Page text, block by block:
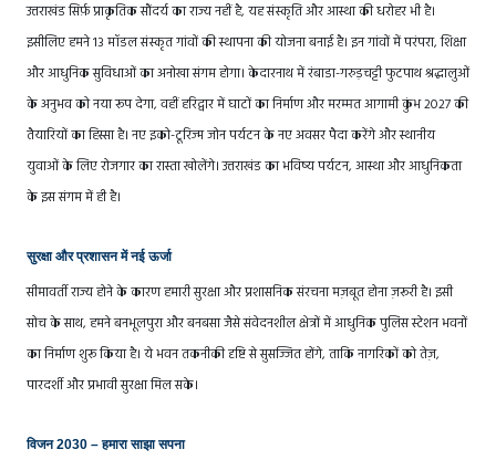
उत्तराखंड सिर्फ़ प्राकृतिक सौंदर्य का राज्य नहीं है, यह संस्कृति और आस्था की धरोहर भी है।
इसीलिए हमने 13 मॉडल संस्कृत गांवों की स्थापना की योजना बनाई है। इन गांवों में परंपरा, शिक्षा
और आधुनिक सुविधाओं का अनोखा संगम होगा। केदारनाथ में रंबाडा-गरुड़चट्टी फुटपाथ श्रद्धालुओं
के अनुभव को नया रूप देगा, वहीं हरिद्वार में घाटों का निर्माण और मरम्मत आगामी कुंभ 2027 की
तैयारियों का हिस्सा है। नए इको-टूरिज्म जोन पर्यटन के नए अवसर पैदा करेंगे और स्थानीय
युवाओं के लिए रोजगार का रास्ता खोलेंगे। उत्तराखंड का भविष्य पर्यटन, आस्था और आधुनिकता
के इस संगम में ही है।
सुरक्षा और प्रशासन में नई ऊर्जा
सीमावर्ती राज्य होने के कारण हमारी सुरक्षा और प्रशासनिक संरचना मज़बूत होना ज़रूरी है। इसी
सोच के साथ, हमने बनभूलपुरा और बनबसा जैसे संवेदनशील क्षेत्रों में आधुनिक पुलिस स्टेशन भवनों
का निर्माण शुरू किया है। ये भवन तकनीकी दृष्टि से सुसज्जित होंगे, ताकि नागरिकों को तेज़,
पारदर्शी और प्रभावी सुरक्षा मिल सके।
विजन 2030 – हमारा साझा सपना